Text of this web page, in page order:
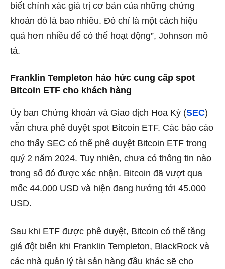
biết chính xác giá trị cơ bản của những chứng
khoán đó là bao nhiêu. Đó chỉ là một cách hiệu
quả hơn nhiều để có thể hoạt động”, Johnson mô
tả.
Franklin Templeton háo hức cung cấp spot
Bitcoin ETF cho khách hàng
Ủy ban Chứng khoán và Giao dịch Hoa Kỳ (SEC)
vẫn chưa phê duyệt spot Bitcoin ETF. Các báo cáo
cho thấy SEC có thể phê duyệt Bitcoin ETF trong
quý 2 năm 2024. Tuy nhiên, chưa có thông tin nào
trong số đó được xác nhận. Bitcoin đã vượt qua
mốc 44.000 USD và hiện đang hướng tới 45.000
USD.
Sau khi ETF được phê duyệt, Bitcoin có thể tăng
giá đột biến khi Franklin Templeton, BlackRock và
các nhà quản lý tài sản hàng đầu khác sẽ cho